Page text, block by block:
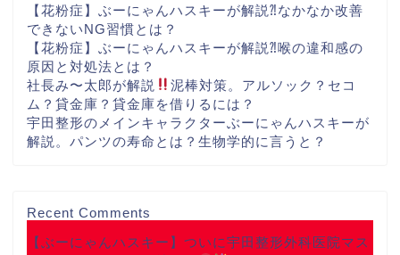
【花粉症】ぶーにゃんハスキーが解説⁈なかなか改善
できないNG習慣とは？
【花粉症】ぶーにゃんハスキーが解説⁈喉の違和感の
原因と対処法とは？
社長み〜太郎が解説
泥棒対策。アルソック？セコ
ム？貸金庫？貸金庫を借りるには？
宇田整形のメインキャラクターぶーにゃんハスキーが
解説。パンツの寿命とは？生物学的に言うと？
Recent Comments
【ぶーにゃんハスキー】ついに宇田整形外科医院マス